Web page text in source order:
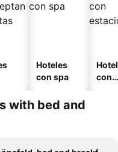
Hoteles
con spa
con
with bed and